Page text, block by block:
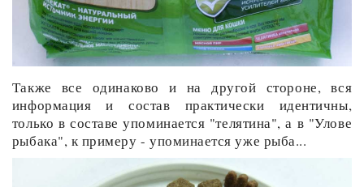
Также все одинаково и на другой стороне, вся
информация и состав практически идентичны,
только в составе упоминается "телятина", а в "Улове
рыбака", к примеру - упоминается уже рыба...